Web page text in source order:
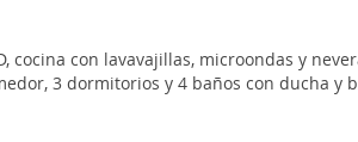
cocina con lavavajillas, microondas y
3 dormitorios y 4 baños con ducha y